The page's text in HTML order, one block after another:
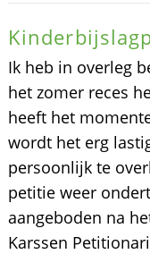
Ik heb in overleg
het zomer reces
heeft het
wordt het erg
persoonlijk te
petitie weer
aangeboden na
Karssen